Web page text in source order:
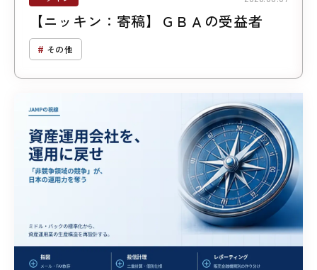
【ニッキン：寄稿】ＧＢＡの受益者
その他